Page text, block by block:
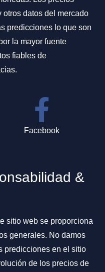
datos del mercado
predicciones lo que son
la mayor fuente
fiables de
Facebook
&
sitio web se proporciona
generales. No damos
predicciones en el sitio
de los precios de